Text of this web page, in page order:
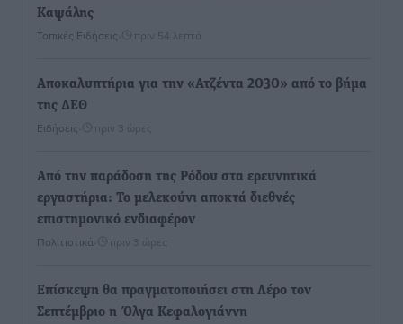
Καψάλης
Τοπικές Ειδήσεις πριν 54 λεπτά
Αποκαλυπτήρια για την «Ατζέντα 2030» από το βήμα
της ΔΕΘ
Ειδήσεις πριν 3 ώρες
Από την παράδοση της Ρόδου στα ερευνητικά
εργαστήρια: Το μελεκούνι αποκτά διεθνές
επιστημονικό ενδιαφέρον
Πολιτιστικά πριν 3 ώρες
Επίσκεψη θα πραγματοποιήσει στη Λέρο τον
Σεπτέμβριο η Όλγα Κεφαλογιάννη